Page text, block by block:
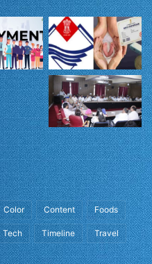
Color Content Foods
Tech Timeline Travel